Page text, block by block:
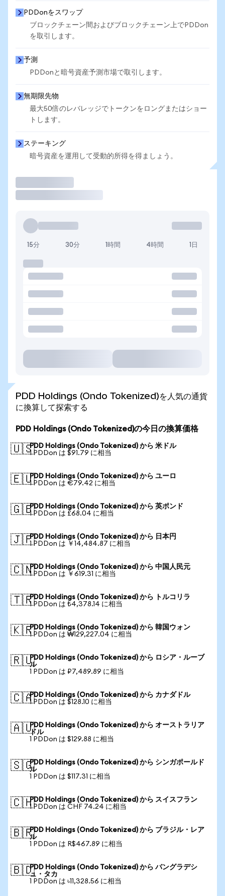
PDDonをスワップ
ブロックチェーン間およびブロックチェーン上でPDDon
を取引します。
予測
PDDonと暗号資産予測市場で取引します。
無期限先物
最大50倍のレバレッジでトークンをロングまたはショー
トします。
ステーキング
暗号資産を運用して受動的所得を得ましょう。
15分 30分 1時間 4時間 1日
PDD Holdings (Ondo Tokenized)を人気の通貨
に換算して探索する
PDD Holdings (Ondo Tokenized)の今日の換算価格
🇺🇸PDD Holdings (Ondo Tokenized) から 米ドル
1 PDDon は $91.79 に相当
🇪🇺PDD Holdings (Ondo Tokenized) から ユーロ
1 PDDon は €79.42 に相当
🇬🇧PDD Holdings (Ondo Tokenized) から 英ポンド
1 PDDon は £68.04 に相当
🇯🇵PDD Holdings (Ondo Tokenized) から 日本円
1 PDDon は ￥14,484.87 に相当
🇨🇳PDD Holdings (Ondo Tokenized) から 中国人民元
1 PDDon は ￥619.31 に相当
🇹🇷PDD Holdings (Ondo Tokenized) から トルコリラ
1 PDDon は ₺4,378.14 に相当
🇰🇷PDD Holdings (Ondo Tokenized) から 韓国ウォン
1 PDDon は ₩129,227.04 に相当
🇷🇺PDD Holdings (Ondo Tokenized) から ロシア・ルーブ
ル
1 PDDon は ₽7,489.89 に相当
🇨🇦PDD Holdings (Ondo Tokenized) から カナダドル
1 PDDon は $128.10 に相当
🇦🇺PDD Holdings (Ondo Tokenized) から オーストラリア
ドル
1 PDDon は $129.88 に相当
🇸🇬PDD Holdings (Ondo Tokenized) から シンガポールド
ル
1 PDDon は $117.31 に相当
🇨🇭PDD Holdings (Ondo Tokenized) から スイスフラン
1 PDDon は CHF 74.24 に相当
🇧🇷PDD Holdings (Ondo Tokenized) から ブラジル・レア
ル
1 PDDon は R$467.89 に相当
🇧🇩PDD Holdings (Ondo Tokenized) から バングラデシ
ュ・タカ
1 PDDon は ৳11,328.56 に相当